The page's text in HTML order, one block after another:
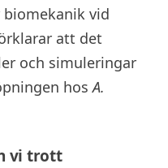
vid
att det
och simuleringar
hosA.
vi trott